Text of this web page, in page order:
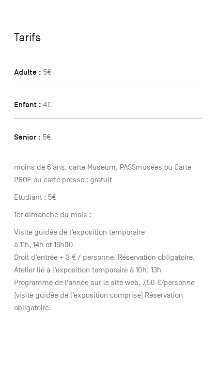
Tarifs
Adulte : 5€
Enfant : 4€
Senior : 5€
moins de 6 ans, carte Museum, PASSmusées ou Carte
PROF ou carte presse : gratuit
Etudiant : 5€
1er dimanche du mois :
Visite guidée de l’exposition temporaire
à 11h, 14h et 16h00
Droit d’entrée + 3 € / personne. Réservation obligatoire.
Atelier lié à l’exposition temporaire à 10h, 13h
Programme de l’année sur le site web. 7,50 €/personne
(visite guidée de l’exposition comprise) Réservation
obligatoire.